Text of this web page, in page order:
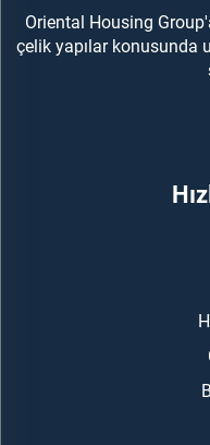
Oriental Housing
çelik yapılar konusunda